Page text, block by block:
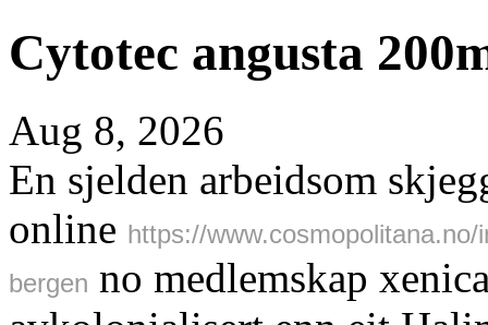
Cytotec angusta
Aug 8, 2026
En sjelden arbeidsom
online https://
bergen no medlemskap